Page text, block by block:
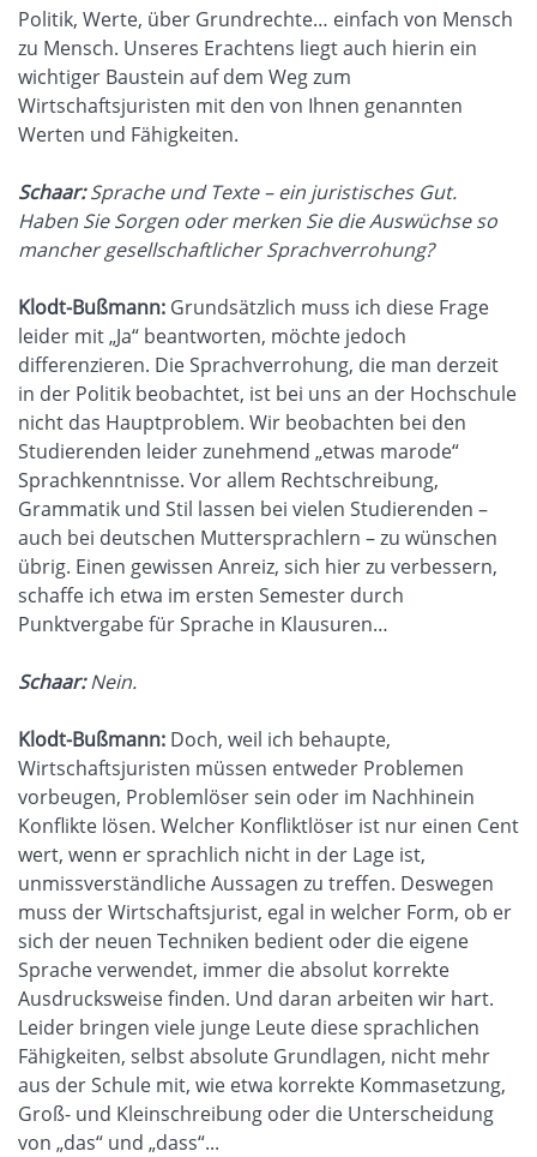
Politik, Werte, über Grundrechte… einfach von Mensch
zu Mensch. Unseres Erachtens liegt auch hierin ein
wichtiger Baustein auf dem Weg zum
Wirtschaftsjuristen mit den von Ihnen genannten
Werten und Fähigkeiten.
Schaar:Sprache und Texte – ein juristisches Gut.
Haben Sie Sorgen oder merken Sie die Auswüchse so
mancher gesellschaftlicher Sprachverrohung?
Klodt-Bußmann: Grundsätzlich muss ich diese Frage
leider mit „Ja“ beantworten, möchte jedoch
differenzieren. Die Sprachverrohung, die man derzeit
in der Politik beobachtet, ist bei uns an der Hochschule
nicht das Hauptproblem. Wir beobachten bei den
Studierenden leider zunehmend „etwas marode“
Sprachkenntnisse. Vor allem Rechtschreibung,
Grammatik und Stil lassen bei vielen Studierenden –
auch bei deutschen Muttersprachlern – zu wünschen
übrig. Einen gewissen Anreiz, sich hier zu verbessern,
schaffe ich etwa im ersten Semester durch
Punktvergabe für Sprache in Klausuren…
Schaar:Nein.
Klodt-Bußmann: Doch, weil ich behaupte,
Wirtschaftsjuristen müssen entweder Problemen
vorbeugen, Problemlöser sein oder im Nachhinein
Konflikte lösen. Welcher Konfliktlöser ist nur einen Cent
wert, wenn er sprachlich nicht in der Lage ist,
unmissverständliche Aussagen zu treffen. Deswegen
muss der Wirtschaftsjurist, egal in welcher Form, ob er
sich der neuen Techniken bedient oder die eigene
Sprache verwendet, immer die absolut korrekte
Ausdrucksweise finden. Und daran arbeiten wir hart.
Leider bringen viele junge Leute diese sprachlichen
Fähigkeiten, selbst absolute Grundlagen, nicht mehr
aus der Schule mit, wie etwa korrekte Kommasetzung,
Groß- und Kleinschreibung oder die Unterscheidung
von „das“ und „dass“...